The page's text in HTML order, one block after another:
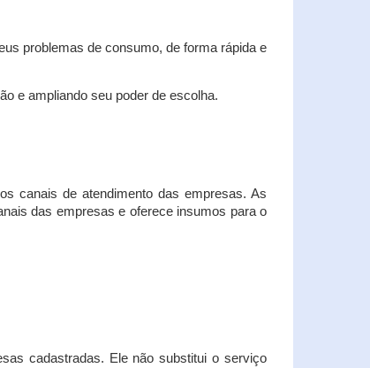
problemas de consumo, de forma rápida e
e ampliando seu poder de escolha.
canais de atendimento das empresas. As
das empresas e oferece insumos para o
cadastradas. Ele não substitui o serviço